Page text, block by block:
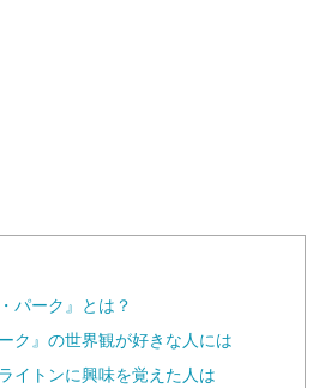
パーク』とは？
ク』の世界観が好きな人には
イトンに興味を覚えた人は